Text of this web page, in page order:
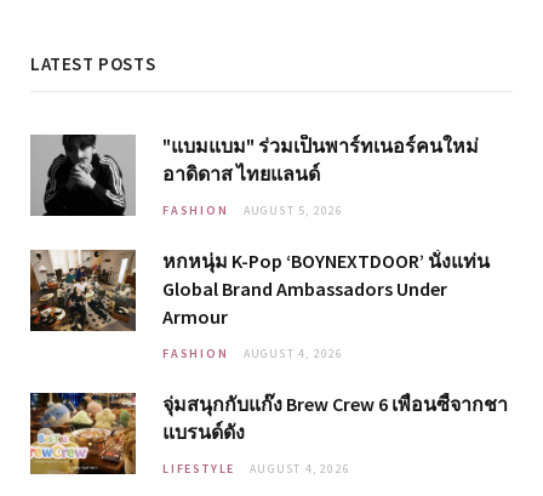
LATEST POSTS
"แบมแบม" ร่วมเป็นพาร์ทเนอร์คนใหม่
อาดิดาส ไทยแลนด์
FASHION AUGUST 5, 2026
หกหนุ่ม K-Pop ‘BOYNEXTDOOR’ นั่งแท่น
Global Brand Ambassadors Under
Armour
FASHION AUGUST 4, 2026
จุ่มสนุกกับแก๊ง Brew Crew 6 เพื่อนซี้จากชา
แบรนด์ดัง
LIFESTYLE AUGUST 4, 2026